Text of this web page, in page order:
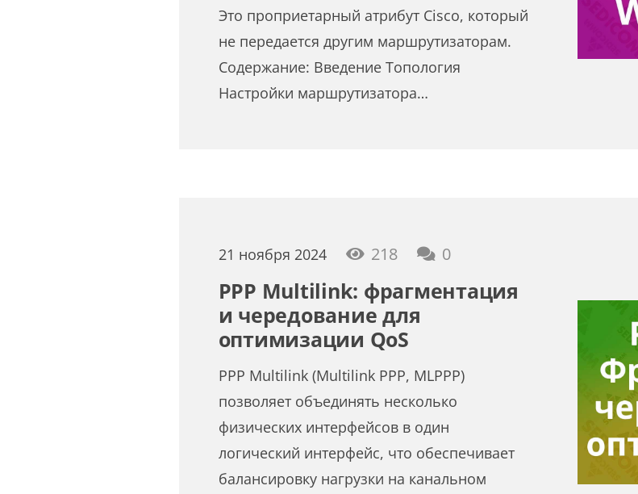
Это проприетарный атрибут Cisco, который
не передается другим маршрутизаторам.
Содержание: Введение Топология
Настройки маршрутизатора…
21 ноября 2024 218 0
PPP Multilink: фрагментация
и чередование для
оптимизации QoS
PPP Multilink (Multilink PPP, MLPPP)
позволяет объединять несколько
физических интерфейсов в один
логический интерфейс, что обеспечивает
балансировку нагрузки на канальном